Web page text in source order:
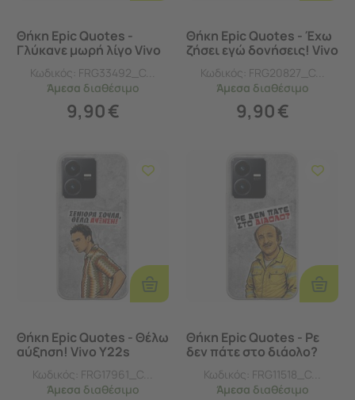
Θήκη Epic Quotes -
Γλύκανε μωρή λίγο Vivo
(Διάφανη Σιλικόνη)
Κωδικός: FRG33492_C...
Άμεσα διαθέσιμο
9,90€
Θήκη Epic Quotes - Έχω
ζήσει εγώ δονήσεις! Vivo
(Διάφανη Σιλικόνη)
Κωδικός: FRG20827_C...
Άμεσα διαθέσιμο
9,90€
Προσθήκη
Στο
Καλάθι
Θήκη Epic Quotes - Θέλω
αύξηση! Vivo Y22s
Σιλικόνη)
Κωδικός: FRG17961_C...
Άμεσα διαθέσιμο
Στο
Καλάθι
Θήκη Epic Quotes - Ρε
δεν πάτε στο διάολο?
(Διάφανη Σιλικόνη)
Κωδικός: FRG11518_C...
Άμεσα διαθέσιμο